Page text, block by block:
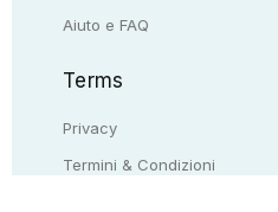
Aiuto e FAQ
Terms
Privacy
Termini & Condizioni